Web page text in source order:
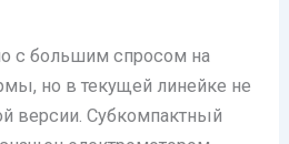
с большим спросом на
но в текущей линейке не
версии. Субкомпактный